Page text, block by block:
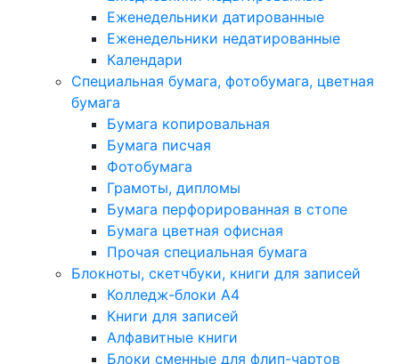
Еженедельники датированные
Еженедельники недатированные
Календари
Специальная бумага, фотобумага, цветная
бумага
Бумага копировальная
Бумага писчая
Фотобумага
Грамоты, дипломы
Бумага перфорированная в стопе
Бумага цветная офисная
Прочая специальная бумага
Блокноты, скетчбуки, книги для записей
Колледж-блоки А4
Книги для записей
Алфавитные книги
Блоки сменные для флип-чартов